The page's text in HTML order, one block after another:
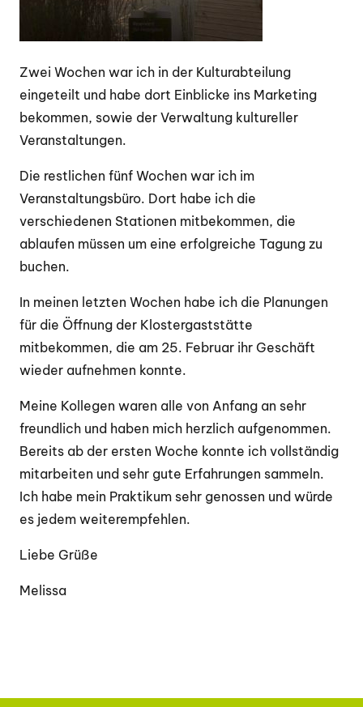
Zwei Wochen war ich in der Kulturabteilung
eingeteilt und habe dort Einblicke ins Marketing
bekommen, sowie der Verwaltung kultureller
Veranstaltungen.
Die restlichen fünf Wochen war ich im
Veranstaltungsbüro. Dort habe ich die
verschiedenen Stationen mitbekommen, die
ablaufen müssen um eine erfolgreiche Tagung zu
buchen.
In meinen letzten Wochen habe ich die Planungen
für die Öffnung der Klostergaststätte
mitbekommen, die am 25. Februar ihr Geschäft
wieder aufnehmen konnte.
Meine Kollegen waren alle von Anfang an sehr
freundlich und haben mich herzlich aufgenommen.
Bereits ab der ersten Woche konnte ich vollständig
mitarbeiten und sehr gute Erfahrungen sammeln.
Ich habe mein Praktikum sehr genossen und würde
es jedem weiterempfehlen.
Liebe Grüße
Melissa